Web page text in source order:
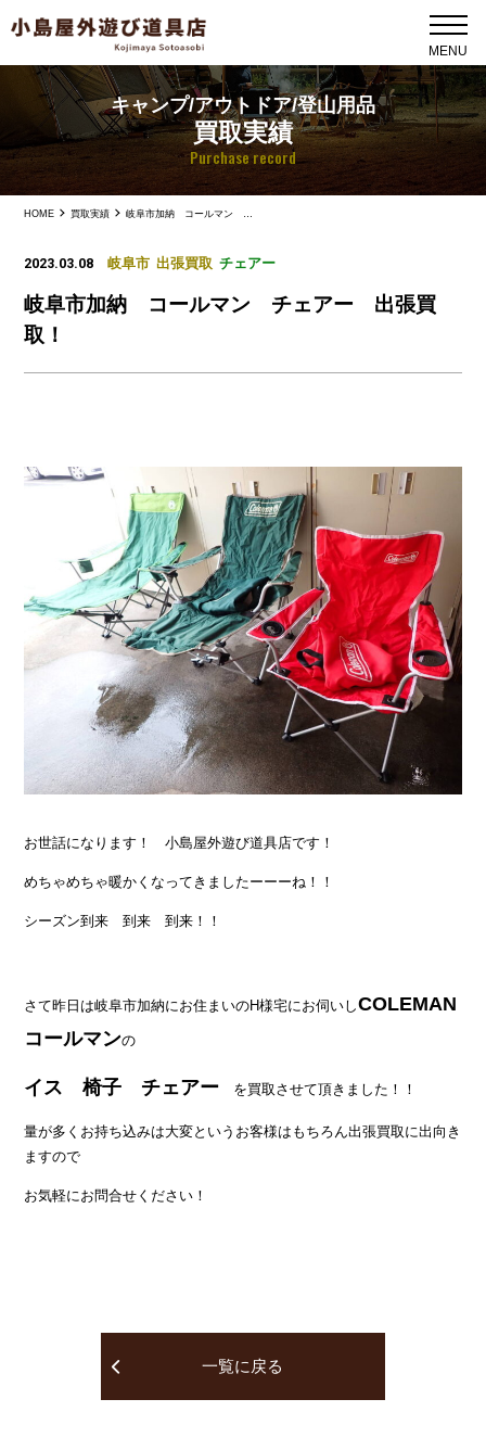
キャンプ/アウトドア/登山用品
買取実績
Purchase record
HOME 買取実績
2023.03.08 岐阜市 出張買取 チェアー
岐阜市加納 コールマン チェアー 出張買
取！
お世話になります！ 小島屋外遊び道具店です！
めちゃめちゃ暖かくなってきましたーーーね！！
シーズン到来 到来 到来！！
さて昨日は岐阜市加納にお住まいのH様宅にお伺いしCOLEMAN
コールマンの
イス 椅子 チェアー を買取させて頂きました！！
量が多くお持ち込みは大変というお客様はもちろん出張買取に出向き
ますので
お気軽にお問合せください！
一覧に戻る